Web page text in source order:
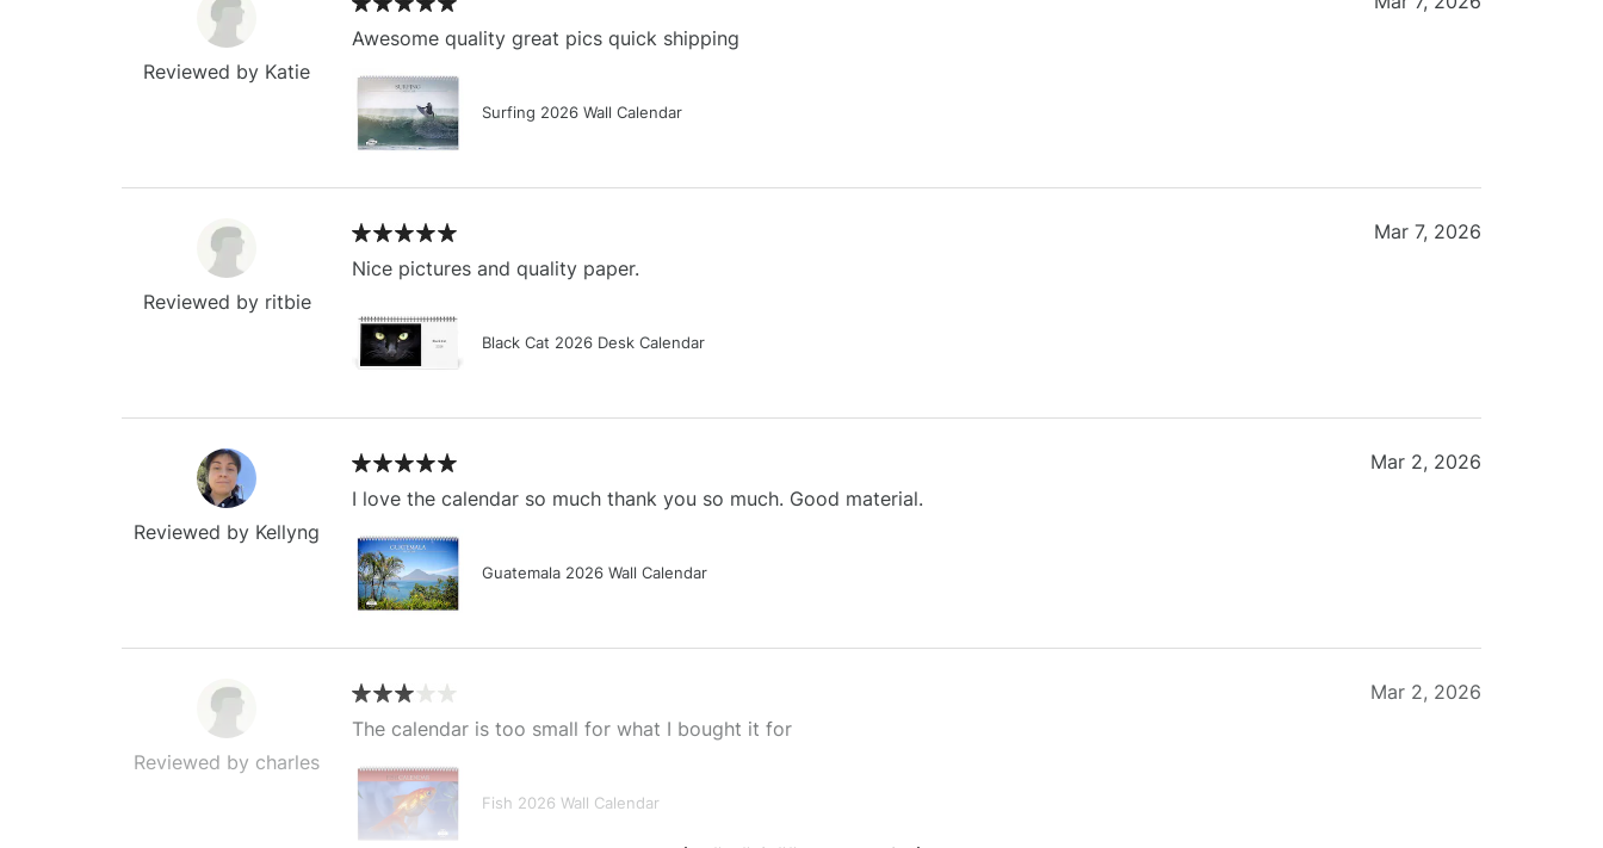
Reviewed by Katie
Awesome quality great pics quick shipping
Surfing 2026 Wall Calendar
Reviewed by ritbie
Nice pictures and quality paper.
Black Cat 2026 Desk Calendar
Mar 7, 2026
Reviewed by Kellyng
I love the calendar so much thank you so much. Good material.
Guatemala 2026 Wall Calendar
Mar 2, 2026
Reviewed by charles
The calendar is too small for what I bought it for
Fish 2026 Wall Calendar
Mar 2, 2026